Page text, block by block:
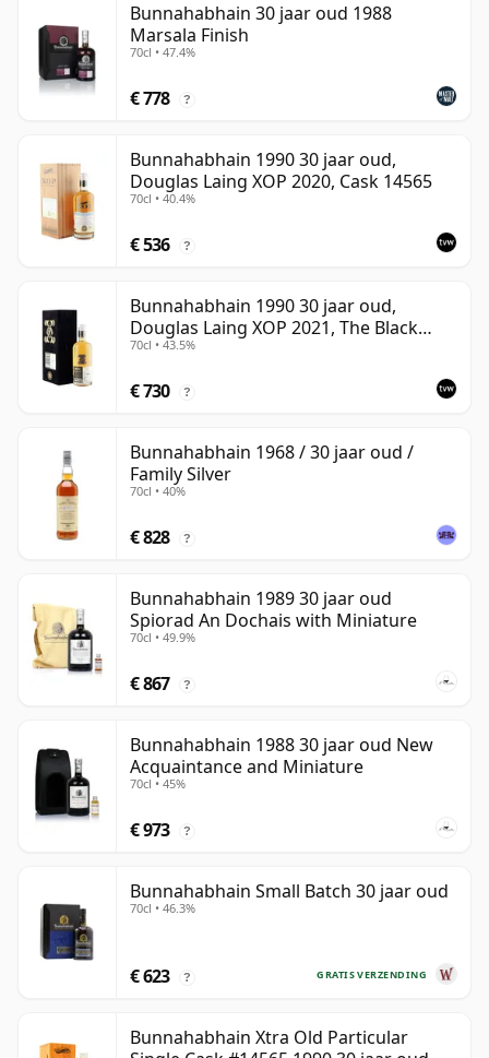
Bunnahabhain 30 jaar oud 1988
Marsala Finish
70cl • 47.4%
€ 778 ?
Bunnahabhain 1990 30 jaar oud,
Douglas Laing XOP 2020, Cask 14565
70cl • 40.4%
€ 536 ?
Bunnahabhain 1990 30 jaar oud,
Douglas Laing XOP 2021, The Black
Series
70cl • 43.5%
€ 730 ?
Bunnahabhain 1968 / 30 jaar oud /
Family Silver
70cl • 40%
€ 828 ?
Bunnahabhain 1989 30 jaar oud
Spiorad An Dochais with Miniature
70cl • 49.9%
€ 867 ?
Bunnahabhain 1988 30 jaar oud New
Acquaintance and Miniature
70cl • 45%
€ 973 ?
Bunnahabhain Small Batch 30 jaar oud
70cl • 46.3%
GRATIS VERZENDING
€ 623 ?
Bunnahabhain Xtra Old Particular